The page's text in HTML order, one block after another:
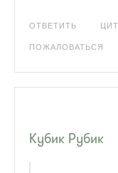
ОТВЕТИТЬ
ПОЖАЛОВАТЬСЯ
Кубик Рубик